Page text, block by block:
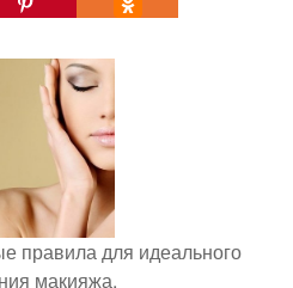
правила для идеального
макияжа.